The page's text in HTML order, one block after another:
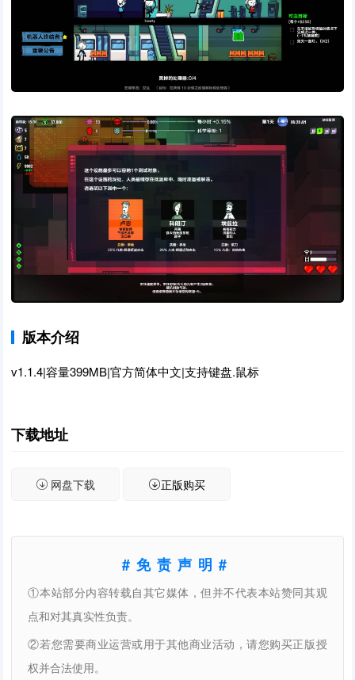
版本介绍
v1.1.4|容量399MB|官方简体中文|支持键盘.鼠标
下载地址
网盘下载 正版购买
#免责声明#
①本站部分内容转载自其它媒体，但并不代表本站赞同其观
点和对其真实性负责。
②若您需要商业运营或用于其他商业活动，请您购买正版授
权并合法使用。